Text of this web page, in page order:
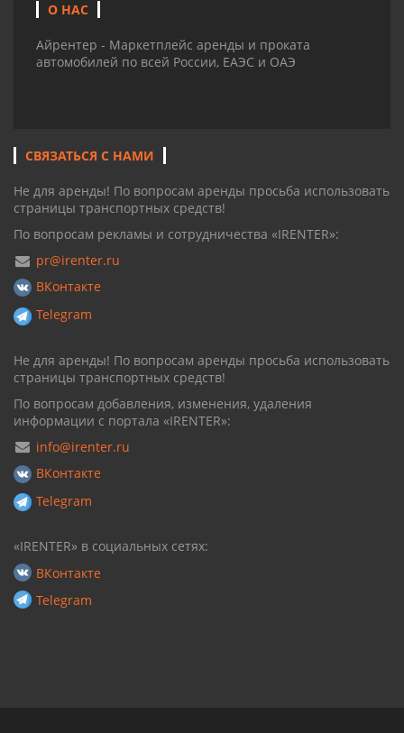
О НАС
Айрентер - Маркетплейс аренды и проката
автомобилей по всей России, ЕАЭС и ОАЭ
СВЯЗАТЬСЯ С НАМИ
Не для аренды! По вопросам аренды просьба использовать
страницы транспортных средств!
По вопросам рекламы и сотрудничества «IRENTER»:
pr@irenter.ru
ВКонтакте
Telegram
Не для аренды! По вопросам аренды просьба использовать
страницы транспортных средств!
По вопросам добавления, изменения, удаления
информации с портала «IRENTER»:
info@irenter.ru
ВКонтакте
Telegram
«IRENTER» в социальных сетях:
ВКонтакте
Telegram